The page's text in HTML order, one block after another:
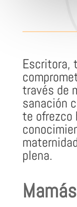
Escritora,
través de
sanación
te ofrezco
plena.